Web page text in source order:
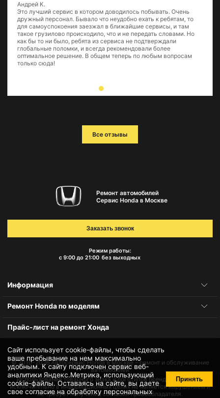
Андрей К.
Это лучший сервис в котором доводилось побывать. Очень
дружный персонал. Бывало что неудобно ехать к ребятам, то
для самоуспокоения заезжал в ближайшие сервисы, и там
такое грузилово происходило, что и не передать словами. Но
как бы то ни было, ребята из сервиса не подтверждали
глобальные поломки, и всегда рекомендовали более
оптимальное решение. В общем теперь по любым вопросам
только сюда!
Все отзывы
Сайт использует cookie-файлы, чтобы сделать
ваше пребывание на нем максимально
удобным. К cайту подключен сервис веб-
аналитики Яндекс.Метрика, использующий
cookie-файлы. Оставаясь на сайте, вы даете
своесогласие на обработку персональных
Принять
Ремонт автомобилей
Сервис Honda в Москве
Режим работы:
с 9:00 до 21:00 без выходных
Заказать звонок
Информация
Ремонт Honda по моделям
Прайс-лист на ремонт Хонда
© 2010-2026Автосервис Honda в Москве – ремонт и обслуживание
автомобилей
Использование товарного знака и логотипов бренда происходит
исключительно в информационных целях не является нарушением и
не требует получения согласия правообладателя.